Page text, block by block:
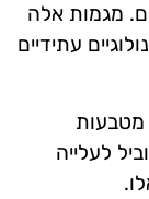
מגמות אלה
עתידיים
מטבעות
לעלייה